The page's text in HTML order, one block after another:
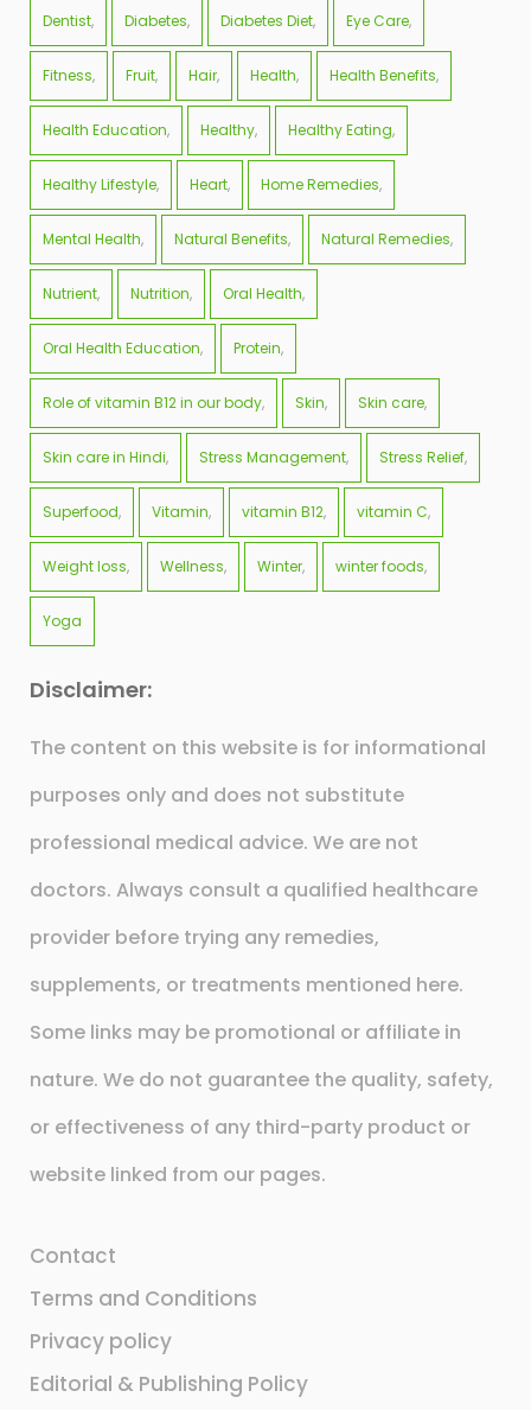
Dentist Diabetes Diabetes Diet Eye Care
Fitness Fruit Hair Health Health Benefits
Health Education Healthy Healthy Eating
Healthy Lifestyle Heart Home Remedies
Mental Health Natural Benefits Natural Remedies
Nutrient Nutrition Oral Health
Oral Health Education Protein
Role of vitamin B12 in our body Skin Skin care
Skin care in Hindi Stress Management Stress Relief
Superfood Vitamin vitamin B12 vitamin C
Weight loss Wellness Winter winter foods
Yoga
Disclaimer:
The content on this website is for informational
purposes only and does not substitute
professional medical advice. We are not
doctors. Always consult a qualified healthcare
provider before trying any remedies,
supplements, or treatments mentioned here.
Some links may be promotional or affiliate in
nature. We do not guarantee the quality, safety,
or effectiveness of any third-party product or
website linked from our pages.
Contact
Terms and Conditions
Privacy policy
Editorial & Publishing Policy